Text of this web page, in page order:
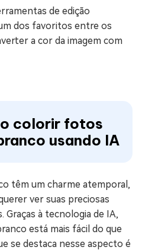
de edição
dos favoritos entre os
a cor da imagem com
colorir fotos
usando IA
têm um charme atemporal,
ver suas preciosas
Graças à tecnologia de IA,
está mais fácil do que
se destaca nesse aspecto é